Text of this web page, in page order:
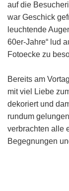
auf die
war Geschick
leuchtende
60er-Jahre“ lud
Fotoecke zu
Bereits am
mit viel Liebe
dekoriert und
rundum
verbrachten alle
Begegnungen